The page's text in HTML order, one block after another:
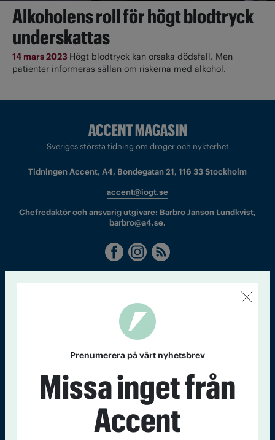
Alkoholens roll för högt blodtryck
underskattas
14 mars 2023 Högt blodtryck kan orsaka dödsfall. Men
patienter informeras sällan om riskerna med alkohol.
Sveriges största tidning om droger och nykterhet
Tidningen Accent, A4, Bondegatan 21, 116 33 Stockholm
accent@iogt.se
Chefredaktör och ansvarig utgivare: Barbro Janson Lundkvist,
barbro@a4.se.
Kontakt Om Tidningen Tidningsarkiv In English
Prenumerera på vårt nyhetsbrev
Missa inget från
Accent